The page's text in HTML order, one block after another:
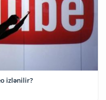
izlənilir?